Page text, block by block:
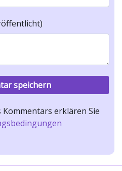
erklären Sie